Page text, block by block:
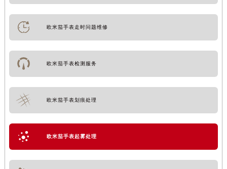
欧米茄手表走时问题维修
欧米茄手表检测服务
欧米茄手表划痕处理
欧米茄手表起雾处理